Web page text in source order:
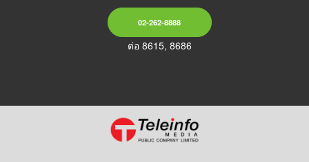
02-262-8888
ต่อ 8615, 8686